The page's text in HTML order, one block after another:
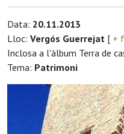
Data: 20.11.2013
Lloc: Vergós Guerrejat [ +
Inclosa a l'àlbum Terra de
Tema: Patrimoni